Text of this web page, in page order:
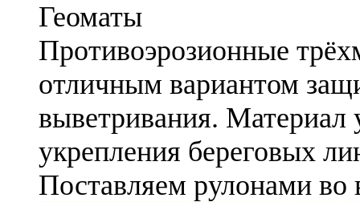
Геоматы
Противоэрозионные
отличным вариантом
выветривания. Материал
укрепления береговых
Поставляем рулонами